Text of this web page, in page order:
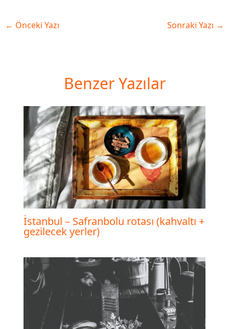
← Önceki Yazı Sonraki Yazı →
Benzer Yazılar
İstanbul – Safranbolu rotası (kahvaltı +
gezilecek yerler)